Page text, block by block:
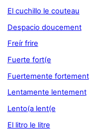
El cuchillo le couteau
Despacio doucement
Freír frire
Fuerte fort(e
Fuertemente fortement
Lentamente lentement
Lento(a lent(e
El litro le litre